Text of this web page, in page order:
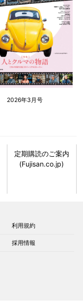
2026年3月号
定期購読のご案内
(Fujisan.co.jp)
利用規約
採用情報